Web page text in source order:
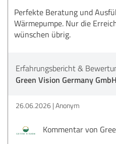
Perfekte Beratung und
Wärmepumpe. Nur die
wünschen übrig.
Erfahrungsbericht &
Green Vision Germany GmbH
26.06.2026 Anonym
Kommentar von